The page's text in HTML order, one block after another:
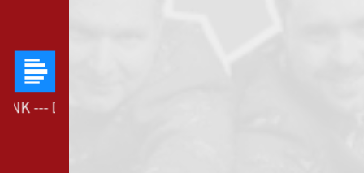
--- DEUTSCHLANDFUNK ---